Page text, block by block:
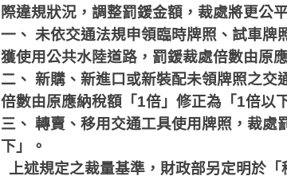
際違規狀況，調整罰鍰金額，裁處將更公
一、 未依交通法規申領臨時牌照、試車牌
獲使用公共水陸道路，罰鍰裁處倍數由原
二、 新購、新進口或新裝配未領牌照之交
倍數由原應納稅額「 1倍」修正為「 1倍以
三、 轉賣、移用交通工具使用牌照，裁處
下」。
上述規定之裁量基準，財政部另定明於